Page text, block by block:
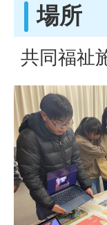
場所
共同福祉